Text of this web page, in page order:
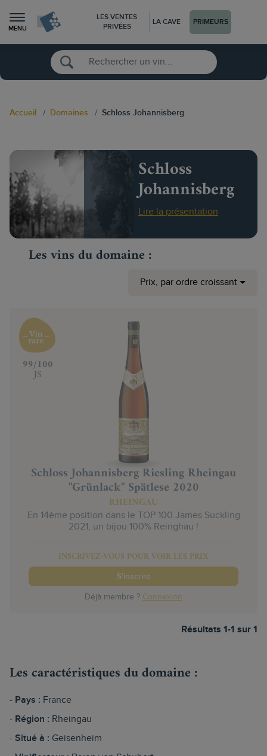
MENU
LES VENTES
PRIVÉES
LA CAVE PRIMEURS
Accueil Domaines Schloss Johannisberg
Schloss
Johannisberg
Lire la présentation
Les vins du domaine :
Prix, par ordre croissant
‍99/100
JS
Schloss Johannisberg Riesling Rheingau
"Grünlack" Spätlese 2020
RHEINGAU
En 14ème position dans le TOP 100 James Suckling
2021, un bijou 100% Reinghau !
INSCRIVEZ-VOUS POUR VOIR LES PRIX
S'inscrire
Déjà membre ? Connexion
Résultats 1-1 sur 1
Les caractéristiques du domaine :
Pays : France
Région : Rheingau
Situé à : Geisenheim